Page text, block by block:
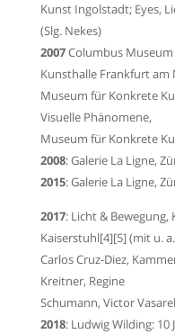
KunstIngolstadt; Eyes,
(Slg. Nekes)
2007Columbus Museum
Kunsthalle Frankfurtam
Museum für Konkrete
Visuelle Phänomene,
Museum für Konkrete
2008: Galerie La Ligne,
2015: Galerie La Ligne,
2017: Licht & Bewegung,
Kaiserstuhl[4][5](mit u. a.
Carlos Cruz-Diez,
Kreitner, Regine
Schumann, Victor
2018: Ludwig Wilding: